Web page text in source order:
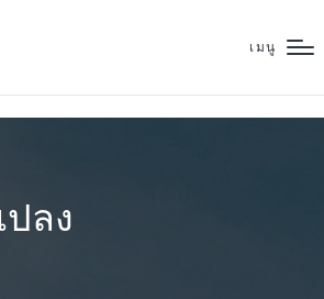
เมนู
ลง